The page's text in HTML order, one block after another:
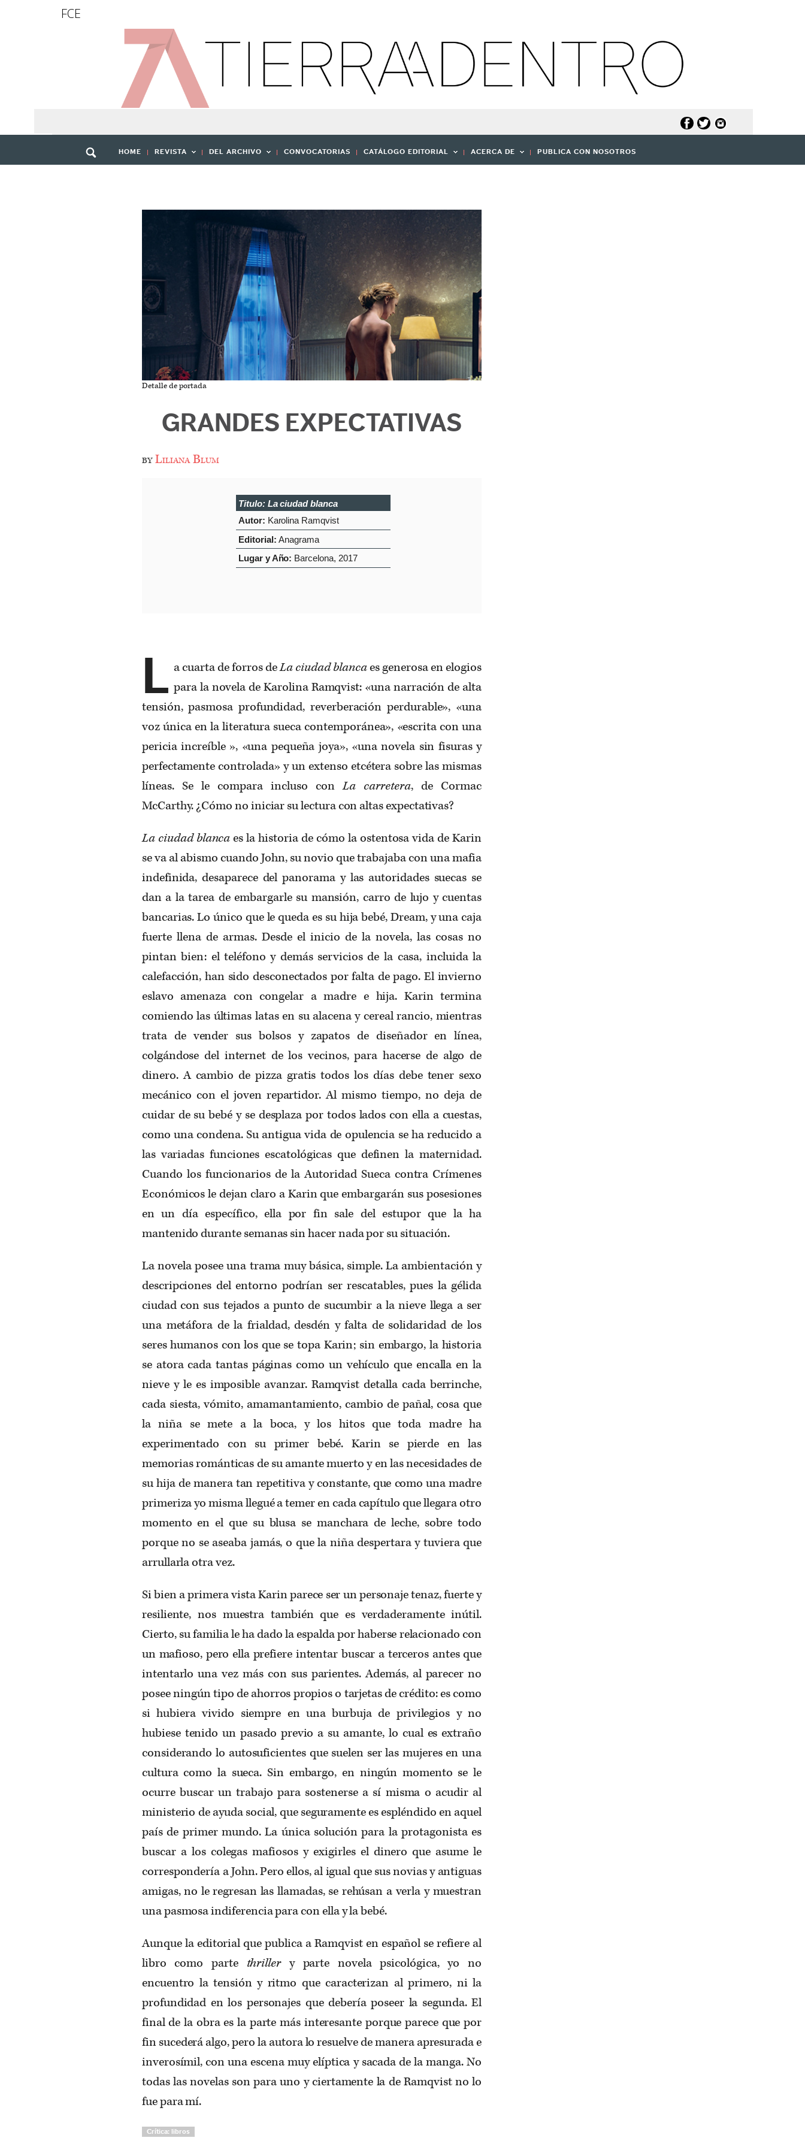
FCE
HOME REVISTA DEL ARCHIVO CONVOCATORIAS CATÁLOGO EDITORIAL ACERCA DE PUBLICA CON NOSOTROS
Detalle de portada
GRANDES EXPECTATIVAS
byLiliana Blum
Titulo: La ciudad blanca
Autor: Karolina Ramqvist
Editorial:Anagrama
Lugar y Año: Barcelona, 2017
L a cuarta de forros deLa ciudad blancaes generosa en elogios
para la novela de Karolina Ramqvist: «una narración de alta
tensión, pasmosa profundidad, reverberación perdurable», «una
voz única en la literatura sueca contemporánea», «escrita con una
pericia increíble », «una pequeña joya», «una novela sin fisuras y
perfectamente controlada» y un extenso etcétera sobre las mismas
líneas. Se le compara incluso conLa carretera, de Cormac
McCarthy. ¿Cómo no iniciar su lectura con altas expectativas?
La ciudad blancaes la historia de cómo la ostentosa vida de Karin
se va al abismo cuando John, su novio que trabajaba con una mafia
indefinida, desaparece del panorama y las autoridades suecas se
dan a la tarea de embargarle su mansión, carro de lujo y cuentas
bancarias. Lo único que le queda es su hija bebé, Dream, y una caja
fuerte llena de armas. Desde el inicio de la novela, las cosas no
pintan bien: el teléfono y demás servicios de la casa, incluida la
calefacción, han sido desconectados por falta de pago. El invierno
eslavo amenaza con congelar a madre e hija. Karin termina
comiendo las últimas latas en su alacena y cereal rancio, mientras
trata de vender sus bolsos y zapatos de diseñador en línea,
colgándose del internet de los vecinos, para hacerse de algo de
dinero. A cambio de pizza gratis todos los días debe tener sexo
mecánico con el joven repartidor. Al mismo tiempo, no deja de
cuidar de su bebé y se desplaza por todos lados con ella a cuestas,
como una condena. Su antigua vida de opulencia se ha reducido a
las variadas funciones escatológicas que definen la maternidad.
Cuando los funcionarios de la Autoridad Sueca contra Crímenes
Económicos le dejan claro a Karin que embargarán sus posesiones
en un día específico, ella por fin sale del estupor que la ha
mantenido durante semanas sin hacer nada por su situación.
La novela posee una trama muy básica, simple. La ambientación y
descripciones del entorno podrían ser rescatables, pues la gélida
ciudad con sus tejados a punto de sucumbir a la nieve llega a ser
una metáfora de la frialdad, desdén y falta de solidaridad de los
seres humanos con los que se topa Karin; sin embargo, la historia
se atora cada tantas páginas como un vehículo que encalla en la
nieve y le es imposible avanzar. Ramqvist detalla cada berrinche,
cada siesta, vómito, amamantamiento, cambio de pañal, cosa que
la niña se mete a la boca, y los hitos que toda madre ha
experimentado con su primer bebé. Karin se pierde en las
memorias románticas de su amante muerto y en las necesidades de
su hija de manera tan repetitiva y constante, que como una madre
primeriza yo misma llegué a temer en cada capítulo que llegara otro
momento en el que su blusa se manchara de leche, sobre todo
porque no se aseaba jamás, o que la niña despertara y tuviera que
arrullarla otra vez.
Si bien a primera vista Karin parece ser un personaje tenaz, fuerte y
resiliente, nos muestra también que es verdaderamente inútil.
Cierto, su familia le ha dado la espalda por haberse relacionado con
un mafioso, pero ella prefiere intentar buscar a terceros antes que
intentarlo una vez más con sus parientes. Además, al parecer no
posee ningún tipo de ahorros propios o tarjetas de crédito: es como
si hubiera vivido siempre en una burbuja de privilegios y no
hubiese tenido un pasado previo a su amante, lo cual es extraño
considerando lo autosuficientes que suelen ser las mujeres en una
cultura como la sueca. Sin embargo, en ningún momento se le
ocurre buscar un trabajo para sostenerse a sí misma o acudir al
ministerio de ayuda social, que seguramente es espléndido en aquel
país de primer mundo. La única solución para la protagonista es
buscar a los colegas mafiosos y exigirles el dinero que asume le
correspondería a John. Pero ellos, al igual que sus novias y antiguas
amigas, no le regresan las llamadas, se rehúsan a verla y muestran
una pasmosa indiferencia para con ella y la bebé.
Aunque la editorial que publica a Ramqvist en español se refiere al
libro como parte thrillery parte novela psicológica, yo no
encuentro la tensión y ritmo que caracterizan al primero, ni la
profundidad en los personajes que debería poseer la segunda. El
final de la obra es la parte más interesante porque parece que por
fin sucederá algo, pero la autora lo resuelve de manera apresurada e
inverosímil, con una escena muy elíptica y sacada de la manga. No
todas las novelas son para uno y ciertamente la de Ramqvist no lo
fue para mí.
Crítica: libros